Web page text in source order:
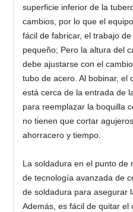
superficie inferior de la
cambios, por lo que el
fácil de fabricar, el trabajo
pequeño; Pero la altura del
debe ajustarse con el
tubo de acero. Al bobinar, el
está cerca de la entrada de
para reemplazar la boquilla
no tienen que cortar
ahorracero y tiempo.
La soldadura en el punto de
de tecnología avanzada de
de soldadura para asegurar
Además, es fácil de quitar